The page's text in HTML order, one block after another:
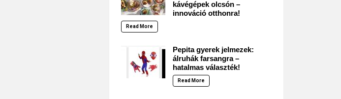
kávégépek olcsón –
innováció otthonra!
Read More
Pepita gyerek jelmezek:
álruhák farsangra –
hatalmas választék!
Read More